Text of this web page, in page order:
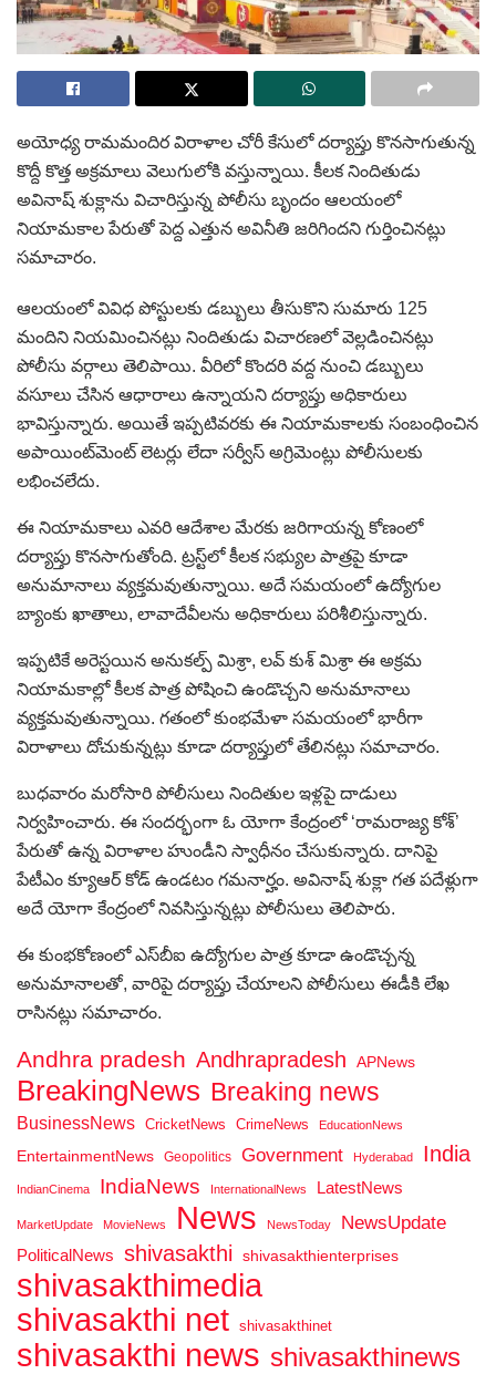
అయోధ్య రామమందిర విరాళాల చోరీ కేసులో దర్యాప్తు కొనసాగుతున్న
కొద్దీ కొత్త అక్రమాలు వెలుగులోకి వస్తున్నాయి. కీలక నిందితుడు
అవినాష్ శుక్లాను విచారిస్తున్న పోలీసు బృందం ఆలయంలో
నియామకాల పేరుతో పెద్ద ఎత్తున అవినీతి జరిగిందని గుర్తించినట్లు
సమాచారం.
ఆలయంలో వివిధ పోస్టులకు డబ్బులు తీసుకొని సుమారు 125
మందిని నియమించినట్లు నిందితుడు విచారణలో వెల్లడించినట్లు
పోలీసు వర్గాలు తెలిపాయి. వీరిలో కొందరి వద్ద నుంచి డబ్బులు
వసూలు చేసిన ఆధారాలు ఉన్నాయని దర్యాప్తు అధికారులు
భావిస్తున్నారు. అయితే ఇప్పటివరకు ఈ నియామకాలకు సంబంధించిన
అపాయింట్‌మెంట్ లెటర్లు లేదా సర్వీస్ అగ్రిమెంట్లు పోలీసులకు
లభించలేదు.
ఈ నియామకాలు ఎవరి ఆదేశాల మేరకు జరిగాయన్న కోణంలో
దర్యాప్తు కొనసాగుతోంది. ట్రస్ట్‌లో కీలక సభ్యుల పాత్రపై కూడా
అనుమానాలు వ్యక్తమవుతున్నాయి. అదే సమయంలో ఉద్యోగుల
బ్యాంకు ఖాతాలు, లావాదేవీలను అధికారులు పరిశీలిస్తున్నారు.
ఇప్పటికే అరెస్టయిన అనుకల్ప్ మిశ్రా, లవ్ కుశ్ మిశ్రా ఈ అక్రమ
నియామకాల్లో కీలక పాత్ర పోషించి ఉండొచ్చని అనుమానాలు
వ్యక్తమవుతున్నాయి. గతంలో కుంభమేళా సమయంలో భారీగా
విరాళాలు దోచుకున్నట్లు కూడా దర్యాప్తులో తేలినట్లు సమాచారం.
బుధవారం మరోసారి పోలీసులు నిందితుల ఇళ్లపై దాడులు
నిర్వహించారు. ఈ సందర్భంగా ఓ యోగా కేంద్రంలో ‘రామరాజ్య కోశ్’
పేరుతో ఉన్న విరాళాల హుండీని స్వాధీనం చేసుకున్నారు. దానిపై
పేటీఎం క్యూఆర్ కోడ్ ఉండటం గమనార్హం. అవినాష్ శుక్లా గత పదేళ్లుగా
అదే యోగా కేంద్రంలో నివసిస్తున్నట్లు పోలీసులు తెలిపారు.
ఈ కుంభకోణంలో ఎస్‌బీఐ ఉద్యోగుల పాత్ర కూడా ఉండొచ్చన్న
అనుమానాలతో, వారిపై దర్యాప్తు చేయాలని పోలీసులు ఈడీకి లేఖ
రాసినట్లు సమాచారం.
Andhra pradesh Andhrapradesh APNews
BreakingNews Breaking news
BusinessNews CricketNews CrimeNews EducationNews
EntertainmentNews Geopolitics Government Hyderabad India
IndianCinema IndiaNews InternationalNews LatestNews
MarketUpdate MovieNews News NewsToday NewsUpdate
PoliticalNews shivasakthi shivasakthienterprises
shivasakthimedia
shivasakthi net shivasakthinet
shivasakthi news shivasakthinews